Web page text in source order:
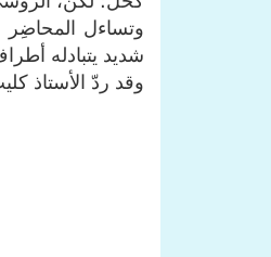
وتساءل المحاضِر
شديد يتبادله
وقد ردّ الأستاذ